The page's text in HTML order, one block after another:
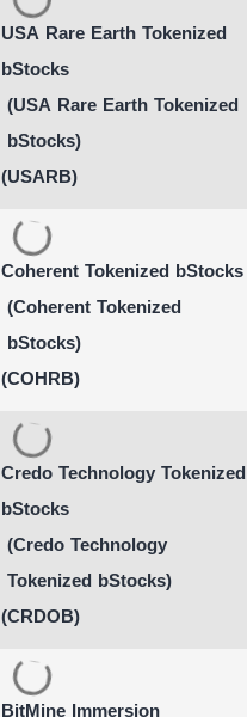
USA Rare Earth Tokenized
bStocks
(USA Rare Earth Tokenized
bStocks)
(USARB)
Coherent Tokenized bStocks
(Coherent Tokenized
bStocks)
(COHRB)
Credo Technology Tokenized
bStocks
(Credo Technology
Tokenized bStocks)
(CRDOB)